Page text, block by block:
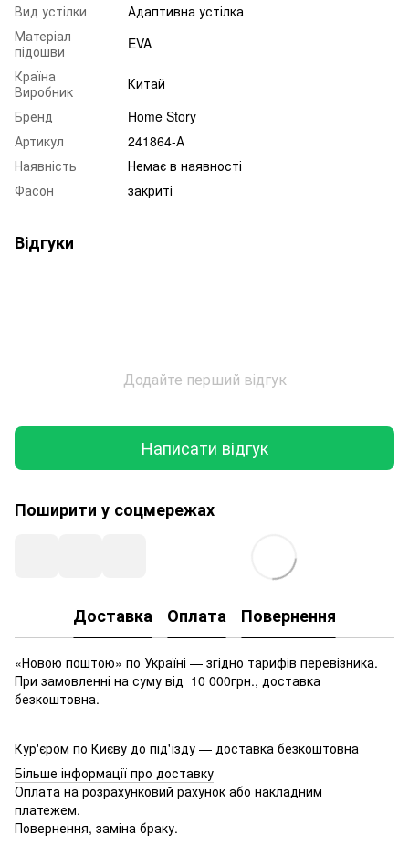
Вид устілки
Адаптивна устілка
Матеріал
підошви
EVA
Країна
Виробник
Китай
Бренд
Home Story
Артикул
241864-А
Наявність
Немає в наявності
Фасон
закриті
Відгуки
Додайте перший відгук
Написати відгук
Поширити у соцмережах
Доставка Оплата Повернення
«Новою поштою» по Україні — згідно тарифів перевізника.
При замовленні на суму від 10 000грн., доставка
безкоштовна.
Кур'єром по Києву до під'їзду — доставка безкоштовна
Більше інформації про доставку
Оплата на розрахунковий рахунок або накладним
платежем.
Повернення, заміна браку.